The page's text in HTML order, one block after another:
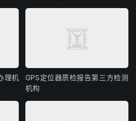
理机
GPS定位器质检报告第三方检测
机构